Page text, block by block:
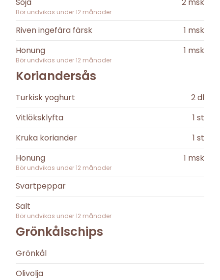
Bör undvikas under12 månader
Riven ingefära färsk 1 msk
Honung
Bör undvikas under12 månader
1 msk
Koriandersås
Turkisk yoghurt 2dl
Vitlöksklyfta
1 st
Kruka koriander
1 st
Honung
Bör undvikas under12 månader
1 msk
Svartpeppar
Salt
Bör undvikas under12 månader
Grönkålschips
Grönkål
Olivolja